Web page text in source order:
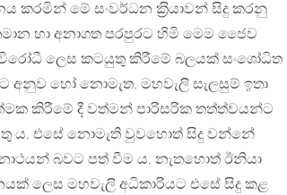
කරමින් මේ සංවර්ධන ක‍්‍රියාවන් සිදු කරනු
හා අනාගත පරපුරට හිමි මෙම ජෛව
ලෙස කටයුතු කිරීමේ බලයක් සංශෝධිත
අනුව හෝ නොමැත. මහවැලි සැලසුම් ඉතා
කිරීමේ දී වත්මන් පාරිසරික තත්ත්වයන්ට
ය. එසේ නොමැති වුවහොත් සිදු වන්නේ
බවට පත් වීම ය. නැතහොත් ඊනියා
ලෙස මහවැලි අධිකාරියට එසේ සිදු කළ